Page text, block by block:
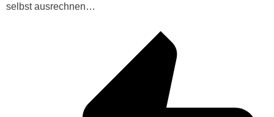
selbst ausrechnen…